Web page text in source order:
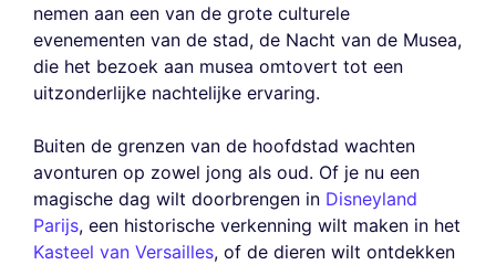
nemen aan een van de grote culturele
evenementen van de stad, de Nacht van de Musea,
die het bezoek aan musea omtovert tot een
uitzonderlijke nachtelijke ervaring.
Buiten de grenzen van de hoofdstad wachten
avonturen op zowel jong als oud. Of je nu een
magische dag wilt doorbrengen in Disneyland
Parijs, een historische verkenning wilt maken in het
Kasteel van Versailles, of de dieren wilt ontdekken